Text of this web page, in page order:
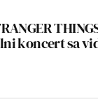
koncert sa